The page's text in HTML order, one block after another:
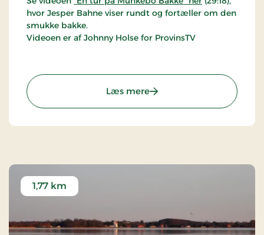
hvor Jesper Bahne viser rundt og fortæller om den
smukke bakke.
Videoen er af Johnny Holse for ProvinsTV
Læs mere: Munkebo Bakke
1,77 km